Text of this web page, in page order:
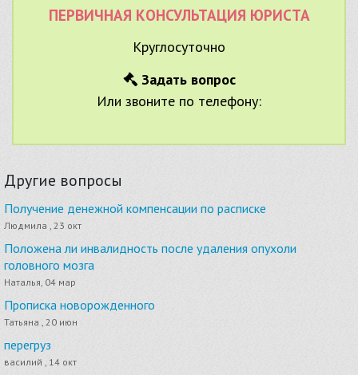
ПЕРВИЧНАЯ КОНСУЛЬТАЦИЯ ЮРИСТА
Круглосуточно
Задать вопрос
Или звоните по телефону:
Другие вопросы
Получение денежной компенсации по расписке
Людмила , 23 окт
Положена ли инвалидность после удаления опухоли
головного мозга
Наталья, 04 мар
Прописка новорожденного
Татьяна , 20 июн
перегруз
василий , 14 окт